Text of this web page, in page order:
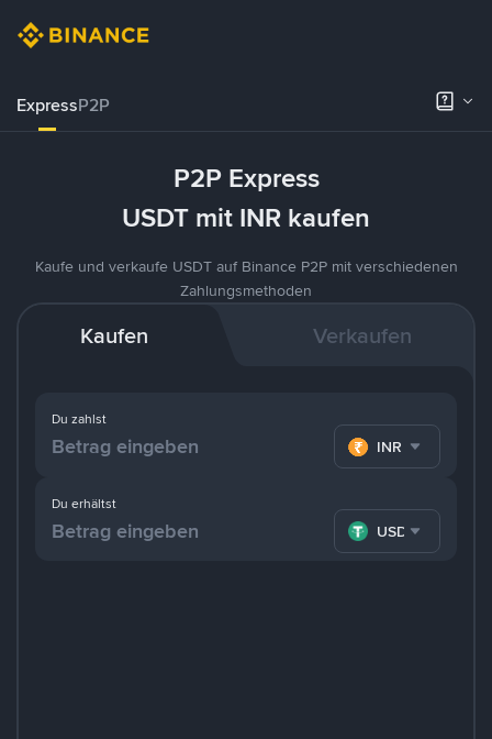
ExpressP2P
P2P Express
USDT mit INR kaufen
Kaufe und verkaufe USDT auf Binance P2P mit verschiedenen
Zahlungsmethoden
Kaufen Verkaufen
Du zahlst
INR
Du erhältst
USDT